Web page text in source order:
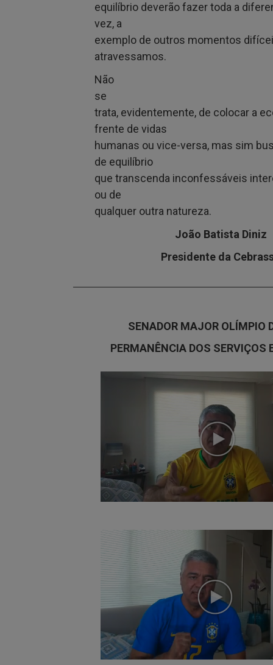
equilíbrio deverão fazer toda a
vez, a
exemplo de outros momentos
atravessamos.
Não
se
trata, evidentemente, de colocar a
frente de vidas
humanas ou vice-versa, mas sim
de equilíbrio
que transcenda inconfessáveis
ou de
qualquer outra natureza.
João Batista Diniz
Presidente da
SENADOR MAJOR OLÍMPIO
PERMANÊNCIA DOS SERVIÇOS